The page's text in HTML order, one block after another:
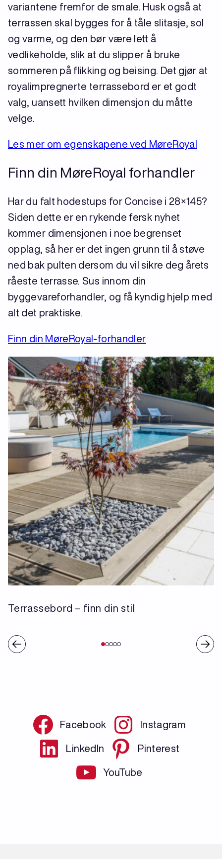
variantene fremfor de smale. Husk også at
terrassen skal bygges for å tåle slitasje, sol
og varme, og den bør være lett å
vedlikeholde, slik at du slipper å bruke
sommeren på flikking og beising. Det gjør at
royalimpregnerte terrassebord er et godt
valg, uansett hvilken dimensjon du måtte
velge.
Les mer om egenskapene ved MøreRoyal
Finn din MøreRoyal forhandler
Har du falt hodestups for Concise i 28×145?
Siden dette er en rykende fersk nyhet
kommer dimensjonen i noe begrenset
opplag, så her er det ingen grunn til å støve
ned bak pulten dersom du vil sikre deg årets
råeste terrasse. Sus innom din
byggevareforhandler, og få kyndig hjelp med
alt det praktiske.
Finn din MøreRoyal-forhandler
Terrassebord – finn din stil
Facebook Instagram
LinkedIn Pinterest
YouTube